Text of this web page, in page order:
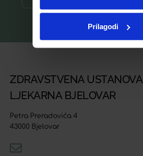
Prilagodi
ZDRAVSTVENA USTANOVA
LJEKARNA BJELOVAR
Petra Preradovića 4
43000 Bjelovar